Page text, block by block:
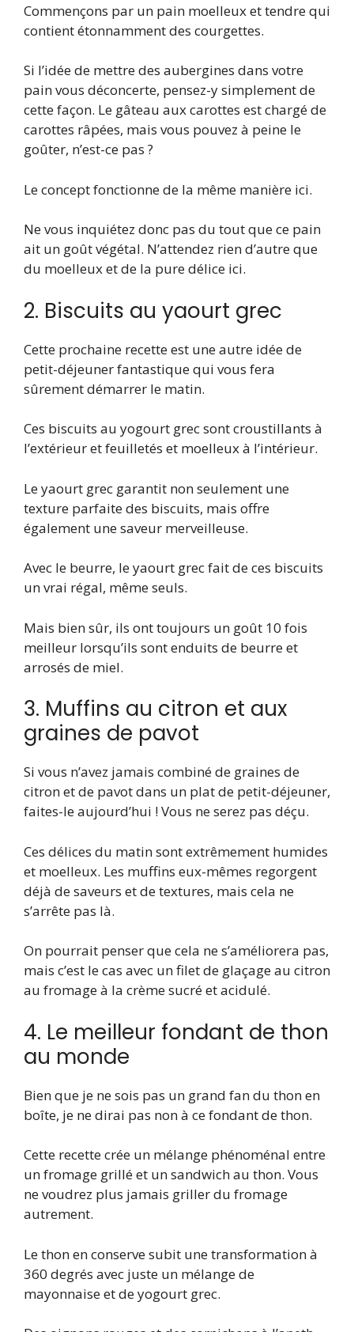
Commençons par un pain moelleux et tendre qui
contient étonnamment des courgettes.
Si l’idée de mettre des aubergines dans votre
pain vous déconcerte, pensez-y simplement de
cette façon. Le gâteau aux carottes est chargé de
carottes râpées, mais vous pouvez à peine le
goûter, n’est-ce pas ?
Le concept fonctionne de la même manière ici.
Ne vous inquiétez donc pas du tout que ce pain
ait un goût végétal. N’attendez rien d’autre que
du moelleux et de la pure délice ici.
2. Biscuits au yaourt grec
Cette prochaine recette est une autre idée de
petit-déjeuner fantastique qui vous fera
sûrement démarrer le matin.
Ces biscuits au yogourt grec sont croustillants à
l’extérieur et feuilletés et moelleux à l’intérieur.
Le yaourt grec garantit non seulement une
texture parfaite des biscuits, mais offre
également une saveur merveilleuse.
Avec le beurre, le yaourt grec fait de ces biscuits
un vrai régal, même seuls.
Mais bien sûr, ils ont toujours un goût 10 fois
meilleur lorsqu’ils sont enduits de beurre et
arrosés de miel.
3. Muffins au citron et aux
graines de pavot
Si vous n’avez jamais combiné de graines de
citron et de pavot dans un plat de petit-déjeuner,
faites-le aujourd’hui ! Vous ne serez pas déçu.
Ces délices du matin sont extrêmement humides
et moelleux. Les muffins eux-mêmes regorgent
déjà de saveurs et de textures, mais cela ne
s’arrête pas là.
On pourrait penser que cela ne s’améliorera pas,
mais c’est le cas avec un filet de glaçage au citron
au fromage à la crème sucré et acidulé.
4. Le meilleur fondant de thon
au monde
Bien que je ne sois pas un grand fan du thon en
boîte, je ne dirai pas non à ce fondant de thon.
Cette recette crée un mélange phénoménal entre
un fromage grillé et un sandwich au thon. Vous
ne voudrez plus jamais griller du fromage
autrement.
Le thon en conserve subit une transformation à
360 degrés avec juste un mélange de
mayonnaise et de yogourt grec.